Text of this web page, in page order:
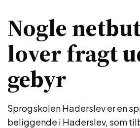
Nogle
lover fragt
gebyr
Sprogskolen Haderslev er en
beliggende i Haderslev, som